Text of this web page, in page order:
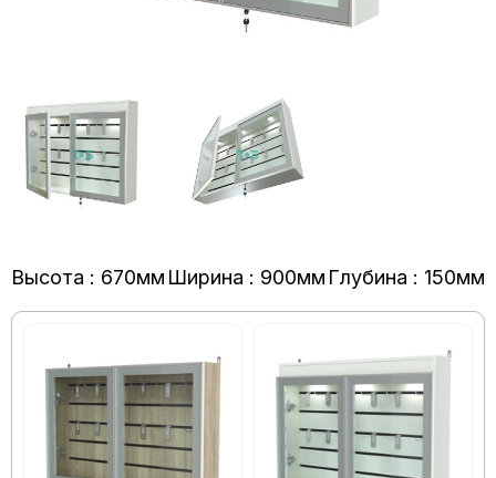
Высота : 670мм Ширина : 900мм Глубина : 150мм